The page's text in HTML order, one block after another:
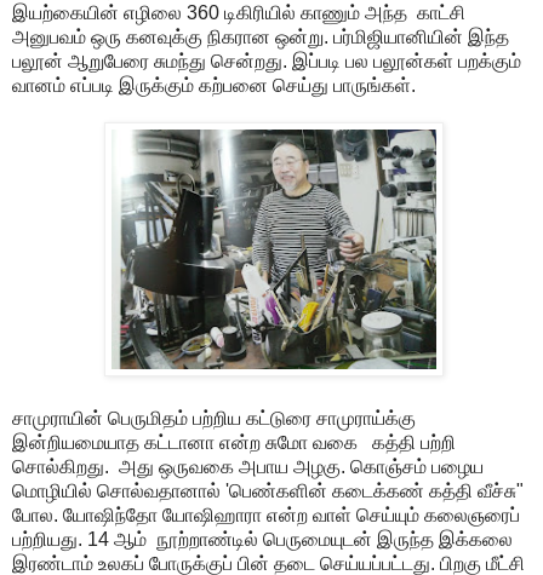
இயற்கையின் எழிலை 360 டிகிரியில் காணும் அந்த காட்சி
அனுபவம் ஒரு கனவுக்கு நிகரான ஒன்று. பர்மிஜியானியின் இந்த
பலூன் ஆறுபேரை சுமந்து சென்றது. இப்படி பல பலூன்கள் பறக்கும்
வானம் எப்படி இருக்கும் கற்பனை செய்து பாருங்கள்.
சாமுராயின் பெருமிதம் பற்றிய கட்டுரை சாமுராய்க்கு
இன்றியமையாத கட்டானா என்ற சுமோ வகை கத்தி பற்றி
சொல்கிறது. அது ஒருவகை அபாய அழகு. கொஞ்சம் பழைய
மொழியில் சொல்வதானால் 'பெண்களின் கடைக்கண் கத்தி வீச்சு"
போல. யோஷிந்தோ யோஷிஹாரா என்ற வாள் செய்யும் கலைஞரைப்
பற்றியது. 14 ஆம் நூற்றாண்டில் பெருமையுடன் இருந்த இக்கலை
இரண்டாம் உலகப் போருக்குப் பின் தடை செய்யப்பட்டது. பிறகு மீட்சி